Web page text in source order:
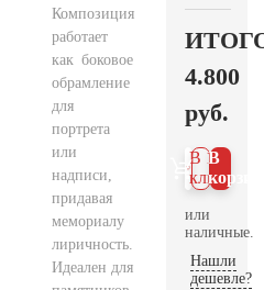
Композиция
работает
как боковое
обрамление
для
портрета
или
надписи,
придавая
мемориалу
лиричность.
Идеален для
4.800
руб.
В
В 1
клик
или
наличные.
Нашли
дешевле?